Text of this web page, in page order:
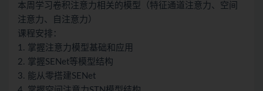
本周学习卷积注意力相关的模型（特征通道注意力、空间
注意力、自注意力）
课程安排：
1. 掌握注意力模型基础和应用
2. 掌握SENet等模型结构
3. 能从零搭建SENet